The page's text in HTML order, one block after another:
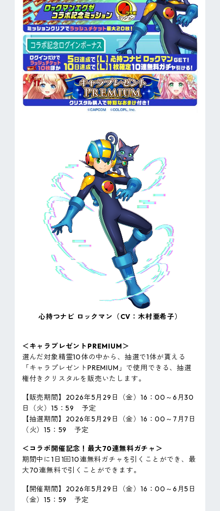
心持つナビ ロックマン（CV：木村亜希子）
＜キャラプレゼントPREMIUM＞
選んだ対象精霊10体の中から、抽選で1体が貰える
「キャラプレゼントPREMIUM」で使用できる、抽選
権付きクリスタルを販売いたします。
【販売期間】2026年5月29日（金）16：00～6月30
日（火）15：59 予定
【抽選期間】2026年5月29日（金）16：00～7月7日
（火）15：59 予定
＜コラボ開催記念！最大70連無料ガチャ＞
期間中に1日1回10連無料ガチャを引くことができ、最
大70連無料で引くことができます。
【開催期間】2026年5月29日（金）16：00～6月5日
（金）15：59 予定